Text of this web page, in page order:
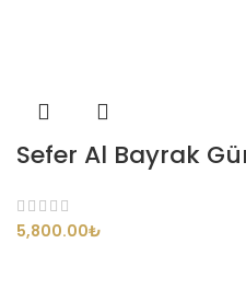
Sefer Al Bayrak
₺